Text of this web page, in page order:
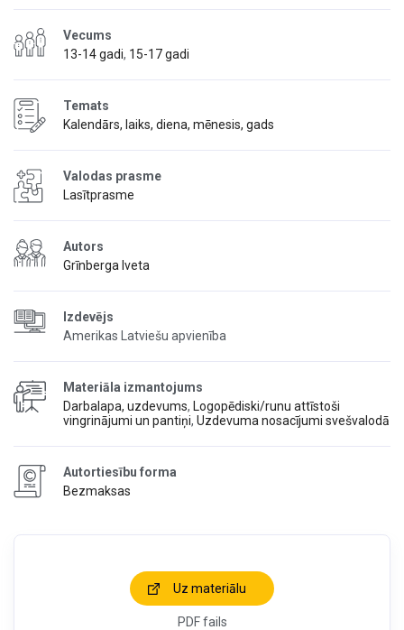
Vecums
13-14 gadi, 15-17 gadi
Temats
Kalendārs, laiks, diena, mēnesis, gads
Valodas prasme
Lasītprasme
Autors
Grīnberga Iveta
Izdevējs
Amerikas Latviešu apvienība
Materiāla izmantojums
Darbalapa, uzdevums, Logopēdiski/runu attīstoši
vingrinājumi un pantiņi, Uzdevuma nosacījumi svešvalodā
Autortiesību forma
Bezmaksas
Uz materiālu
PDF fails